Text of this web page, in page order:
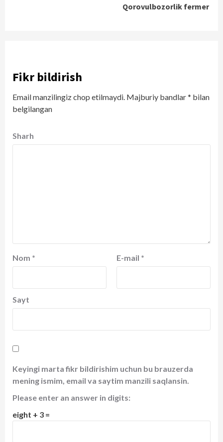
Qorovulbozorlik fermer
Fikr bildirish
Email manzilingiz chop etilmaydi. Majburiy bandlar* bilan
belgilangan
Sharh
Nom * E-mail *
Sayt
Keyingi marta fikr bildirishim uchun bu brauzerda
mening ismim, email va saytim manzili saqlansin.
Please enter an answer in digits:
eight + 3 =